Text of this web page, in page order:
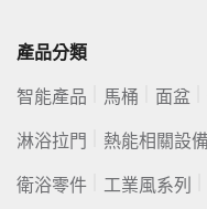
產品分類
智能產品 馬桶 面盆
淋浴拉門 熱能相關設備
衛浴零件 工業風系列